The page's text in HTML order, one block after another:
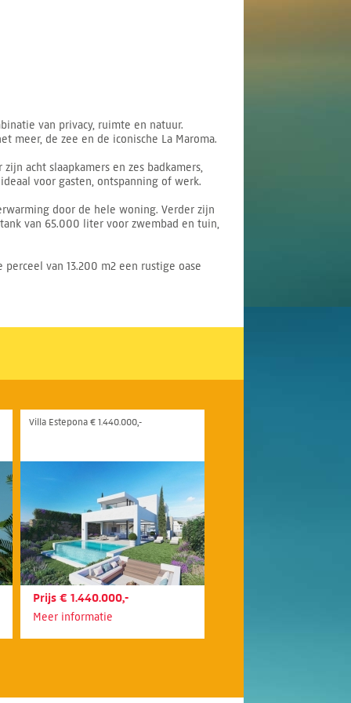
van privacy, ruimte en natuur.
de zee en de iconische La Maroma.
acht slaapkamers en zes badkamers,
voor gasten, ontspanning of werk.
door de hele woning. Verder zijn
van 65.000 liter voor zwembad en tuin,
van 13.200 m2 een rustige oase
Villa Estepona € 1.440.000,-
Prijs € 1.440.000,-
Meer informatie